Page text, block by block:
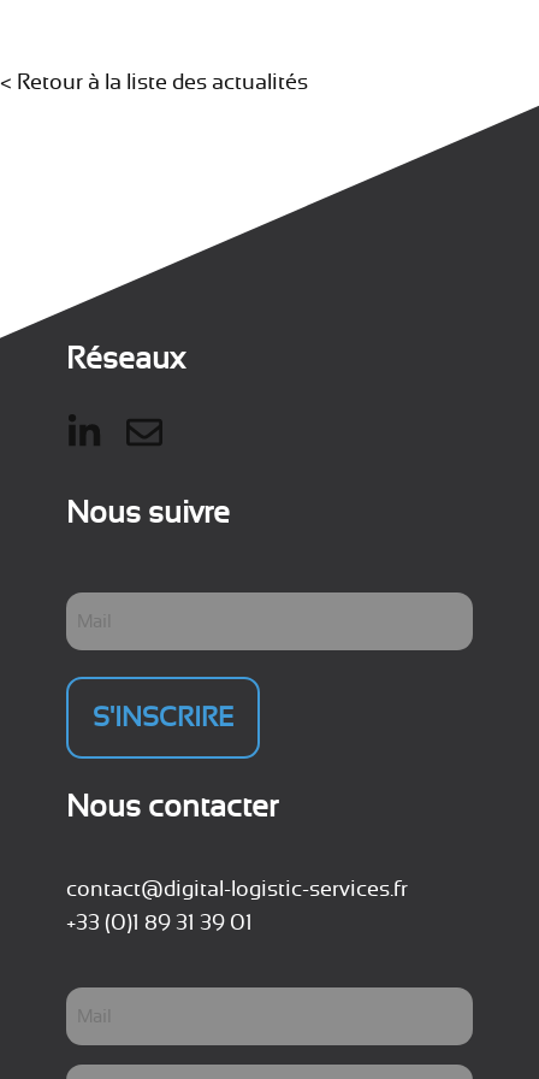
< Retour à la liste des actualités
Réseaux
Nous suivre
V
o
r
e
a
N
e
s
ai
Nous contacter
contact@digital-logistic-services.fr
+33 (0)1 89 31 39 01
V
o